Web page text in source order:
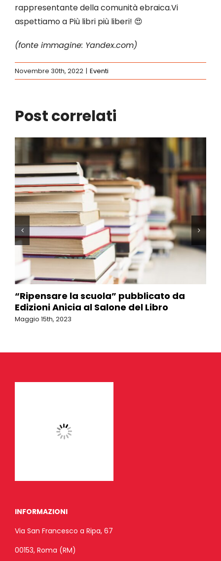
rappresentante della comunità ebraica.Vi
aspettiamo a Più libri più liberi! 😍
(fonte immagine: Yandex.com)
Novembre 30th, 2022 | Eventi
Post correlati
“Ripensare la scuola” pubblicato da
Edizioni Anicia al Salone del Libro
Maggio 15th, 2023
INFORMAZIONI
Via San Francesco a Ripa, 67
00153, Roma (RM)